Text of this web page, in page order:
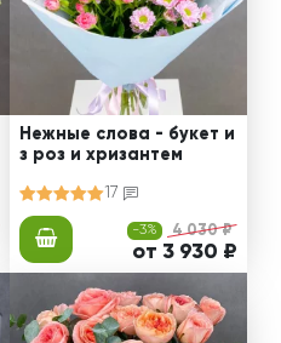
Нежные слова - букет и
з роз и хризантем
17
-3% 4 030 ₽
от 3 930 ₽